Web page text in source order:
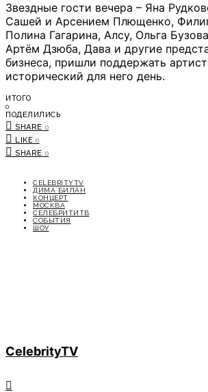
Звездные гости вечера – Яна
Сашей и Арсением Плющенко,
Полина Гагарина, Алсу, Ольга
Артём Дзюба, Дава и другие
бизнеса, пришли поддержать
исторический для него день.
ИТОГО
0
ПОДЕЛИЛИСЬ
SHARE 0
LIKE 0
SHARE 0
CELEBRITYTV
ДИМА БИЛАН
КОНЦЕРТ
МОСКВА
СЕЛЕБРИТИТВ
СОБЫТИЯ
ШОУ
CelebrityTV